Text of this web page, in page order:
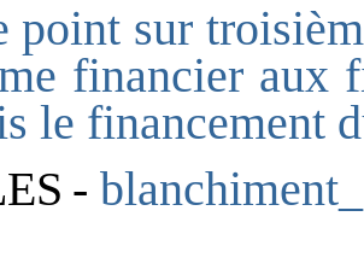
point sur
financier aux
le financement
-